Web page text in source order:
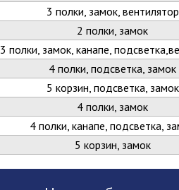
3 полки, замок, вентилятор
2 полки, замок
3 полки, замок, канапе,
4 полки, подсветка, замок
5 корзин, подсветка, замок
4 полки, замок
4 полки, канапе, подсветка,
5 корзин, замок